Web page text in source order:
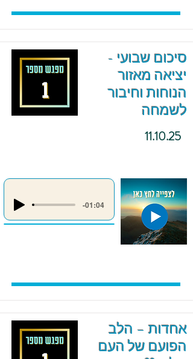
סיכום שבועי -
יציאה מאזור
הנוחות וחיבור
לשמחה
11.10.25
-01:04
אחדות – הלב
הפועם של העם